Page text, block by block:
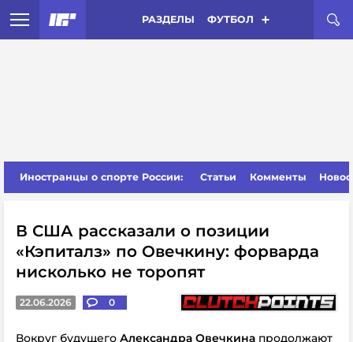
РАЗДЕЛЫ ФУТБОЛ
Иностранцы о спорте России: Статьи Комменты
В США рассказали о позиции
«Кэпиталз» по Овечкину: форварда
нисколько не торопят
22.06.2026 0
Вокруг будущего Александра Овечкина продолжают